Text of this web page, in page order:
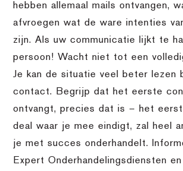
hebben allemaal mails ontvangen,
afvroegen wat de ware intenties
zijn. Als uw communicatie lijkt te
persoon! Wacht niet tot een
Je kan de situatie veel beter lezen
contact. Begrijp dat het eerste
ontvangt, precies dat is – het
deal waar je mee eindigt, zal heel
je met succes onderhandelt.
Expert Onderhandelingsdiensten